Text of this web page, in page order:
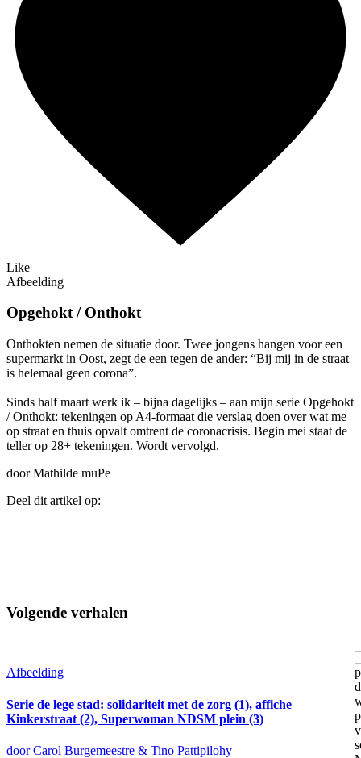
Like
Afbeelding
Opgehokt / Onthokt
Onthokten nemen de situatie door. Twee jongens hangen voor een
supermarkt in Oost, zegt de een tegen de ander: “Bij mij in de straat
is helemaal geen corona”.
—————————————–
Sinds half maart werk ik – bijna dagelijks – aan mijn serie Opgehokt
/ Onthokt: tekeningen op A4-formaat die verslag doen over wat me
op straat en thuis opvalt omtrent de coronacrisis. Begin mei staat de
teller op 28+ tekeningen. Wordt vervolgd.
door Mathilde muPe
Deel dit artikel op:
Volgende verhalen
Afbeelding
Serie de lege stad: solidariteit met de zorg (1), affiche
Kinkerstraat (2), Superwoman NDSM plein (3)
door Carol Burgemeestre & Tino Pattipilohy